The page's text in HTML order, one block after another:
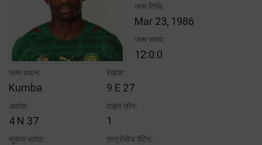
जन्म तिथि:
Mar 23, 1986
जन्म समय:
12:0:0
जन्म स्थान:
Kumba
रेखांश:
9 E 27
अक्षांश:
4 N 37
टाइम ज़ोन:
1
सूचना स्रोत: एस्ट्रोसेज रेटिंग: